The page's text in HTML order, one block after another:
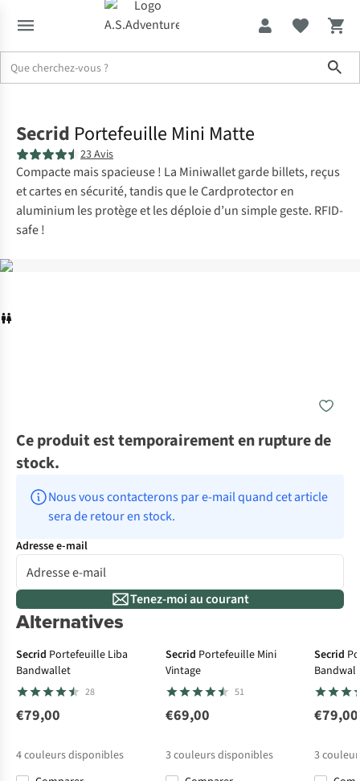
Secrid Portefeuille Mini Matte
23 Avis
Compacte mais spacieuse ! La Miniwallet garde billets, reçus
et cartes en sécurité, tandis que le Cardprotector en
aluminium les protège et les déploie d’un simple geste. RFID-
safe !
Ce produit est temporairement en rupture de
stock.
Nous vous contacterons par e-mail quand cet article
sera de retour en stock.
Adresse e-mail
Tenez-moi au courant
Alternatives
Secrid Portefeuille Liba
Bandwallet
28
€79,00
4couleurs disponibles
Secrid Portefeuille Mini
Vintage
51
€69,00
3couleurs disponibles
Secrid
€79,00
3